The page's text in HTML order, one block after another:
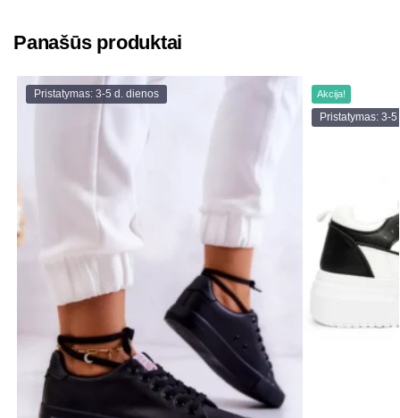
Panašūs produktai
Pristatymas: 3-5 d. dienos Akcija!
Pristatymas: 3-